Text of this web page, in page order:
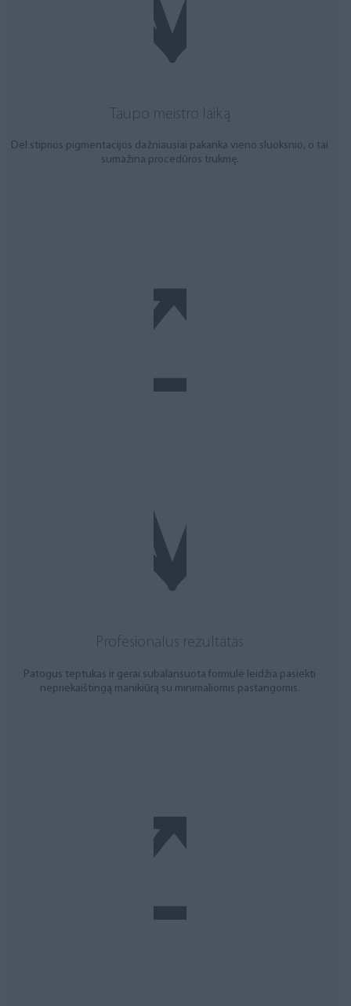
Taupo meistro laiką
Dėl stiprios pigmentacijos dažniausiai pakanka vieno sluoksnio, o tai
sumažina procedūros trukmę.
Profesionalus rezultatas
Patogus teptukas ir gerai subalansuota formulė leidžia pasiekti
nepriekaištingą manikiūrą su minimaliomis pastangomis.